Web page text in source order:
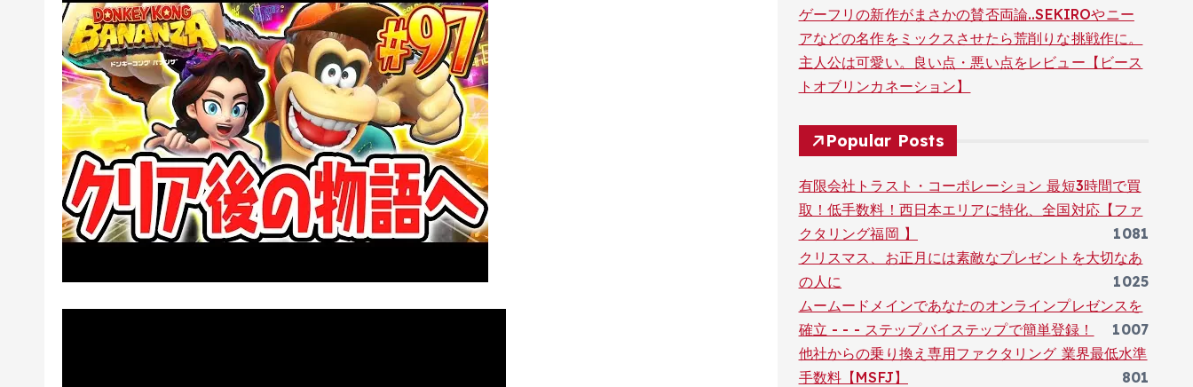
ゲーフリの新作がまさかの賛否両論..SEKIROやニー
アなどの名作をミックスさせたら荒削りな挑戦作に。
主人公は可愛い。良い点・悪い点をレビュー【ビース
トオブリンカネーション】
Popular Posts
有限会社トラスト・コーポレーション 最短3時間で買
取！低手数料！西日本エリアに特化、全国対応【ファ
クタリング福岡 】
1081
クリスマス、お正月には素敵なプレゼントを大切なあ
の人に
1025
ムームードメインであなたのオンラインプレゼンスを
確立 - - - ステップバイステップで簡単登録！
1007
他社からの乗り換え専用ファクタリング 業界最低水準
手数料【MSFJ】
801